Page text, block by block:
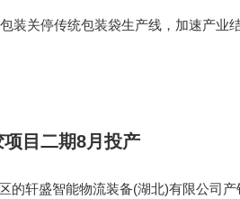
装关停传统包装袋生产线，加速产业
对内供应
目二期8月投产
的轩盛智能物流装备(湖北)有限公司